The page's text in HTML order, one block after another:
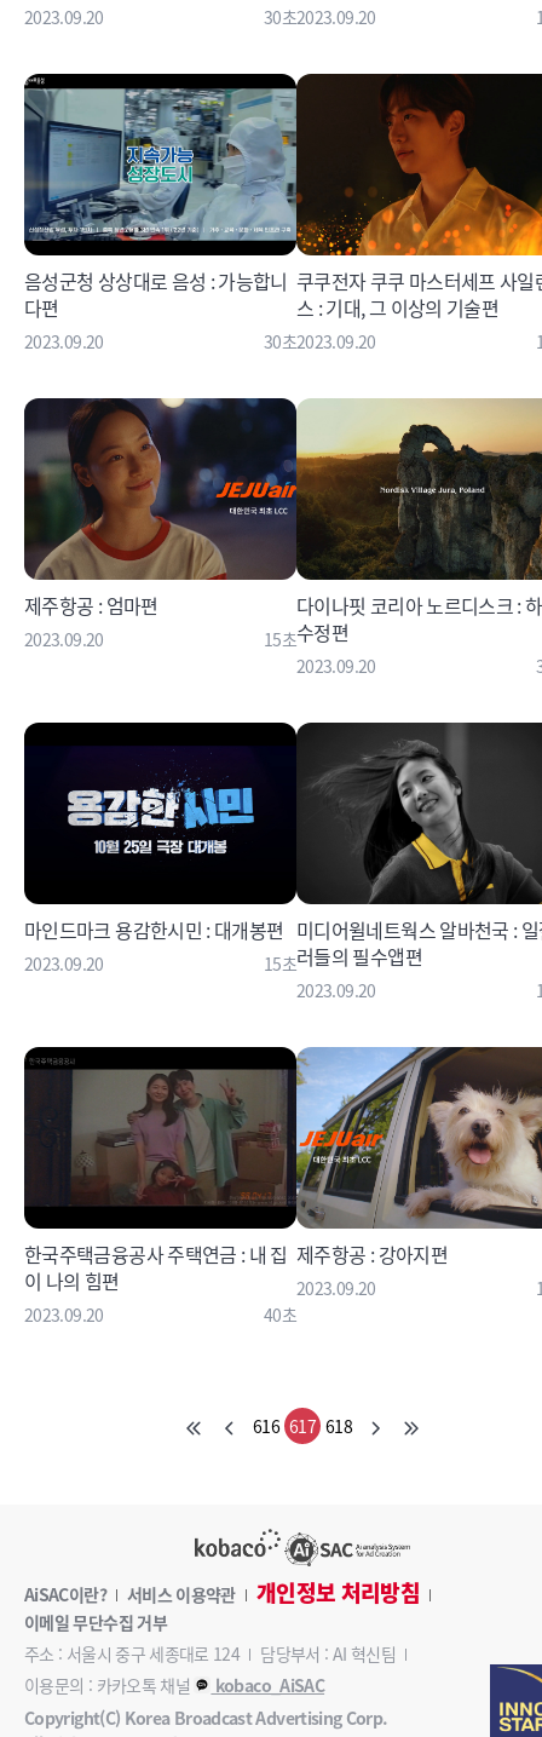
2023.09.20 30초2023.09.20
음성군청 상상대로 음성 : 가능합니
다편
2023.09.20 30초
쿠쿠전자 쿠쿠 마스터세프 사일
스 : 기대, 그 이상의 기술편
2023.09.20
제주항공 : 엄마편
2023.09.20 15초
다이나핏 코리아 노르디스크 :
수정편
2023.09.20
마인드마크 용감한시민 : 대개봉편
2023.09.20 15초
미디어윌네트웍스 알바천국 :
러들의 필수앱편
2023.09.20
한국주택금융공사 주택연금 : 내 집
이 나의 힘편
2023.09.20 40초
제주항공 : 강아지편
2023.09.20
616 617 618
AiSAC이란? 서비스 이용약관 개인정보 처리방침
이메일 무단수집 거부
주소 : 서울시 중구 세종대로 124
담당부서 : AI 혁신팀
이용문의 : 카카오톡 채널
kobaco_AiSAC
Copyright(C) Korea Broadcast Advertising Corp.